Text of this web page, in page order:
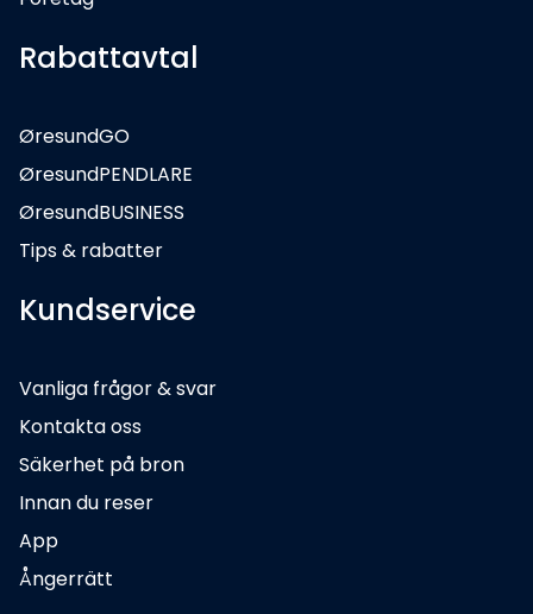
Rabattavtal
ØresundGO
ØresundPENDLARE
ØresundBUSINESS
Tips & rabatter
Kundservice
Vanliga frågor & svar
Kontakta oss
Säkerhet på bron
Innan du reser
App
Ångerrätt